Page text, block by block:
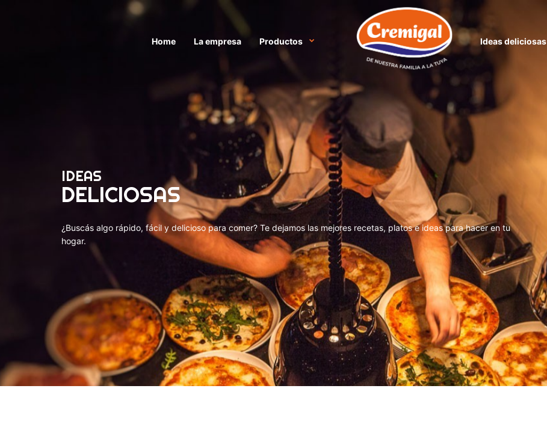
Home La empresa Productos Ideas deliciosas
IDEAS
DELICIOSAS
¿Buscás algo rápido, fácil y delicioso para comer? Te dejamos las mejores recetas, platos e ideas para hacer en tu
hogar.